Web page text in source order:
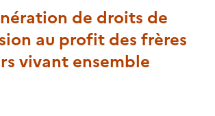
de droits de
au profit des frères
vivant ensemble